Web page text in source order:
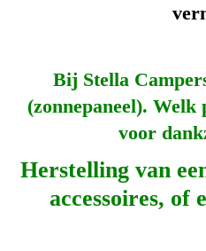
Bij Stella
(zonnepaneel).
voor
Herstelling van
accessoires,